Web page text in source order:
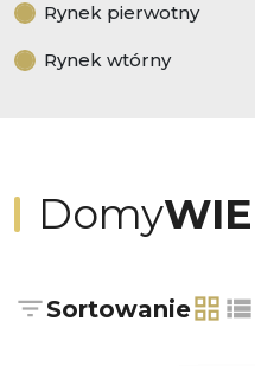
Rynek pierwotny
Rynek wtórny
Domy
Sortowanie